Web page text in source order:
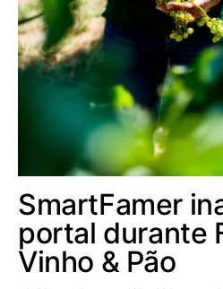
SmartFamer
portal durante
Vinho & Pão